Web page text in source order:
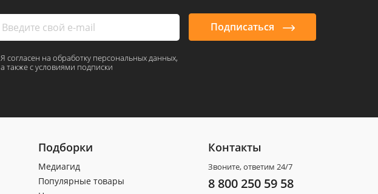
Подписаться
Я согласен на обработку персональных данных,
а также с условиями подписки
Подборки
Медиагид
Популярные товары
Контакты
Звоните, ответим 24/7
8 800 250 59 58